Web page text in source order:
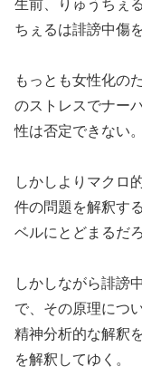
生前、りゅうちぇ
ちぇるは誹謗中傷
もっとも女性化の
のストレスでナー
性は否定できない。
しかしよりマクロ
件の問題を解釈す
ベルにとどまるだろ
しかしながら誹謗
で、その原理につ
精神分析的な解釈
を解釈してゆく。